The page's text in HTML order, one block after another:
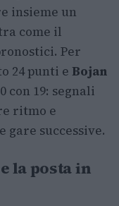
insieme un
come il
Per
24 punti e Bojan
con 19: segnali
ritmo e
successive.
la posta in